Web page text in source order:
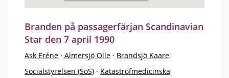
Branden på passagerfärjan Scandinavian
Star den 7 april 1990
Ask Eréne · Almersjö Olle · Brandsjö Kaare
Socialstyrelsen (SoS) · Katastrofmedicinska